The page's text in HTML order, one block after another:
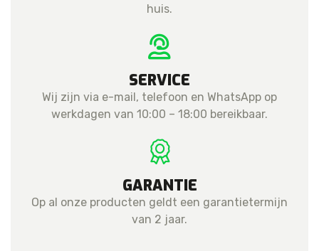
huis.
SERVICE
Wij zijn via e-mail, telefoon en WhatsApp op
werkdagen van 10:00 – 18:00 bereikbaar.
GARANTIE
Op al onze producten geldt een garantietermijn
van 2 jaar.